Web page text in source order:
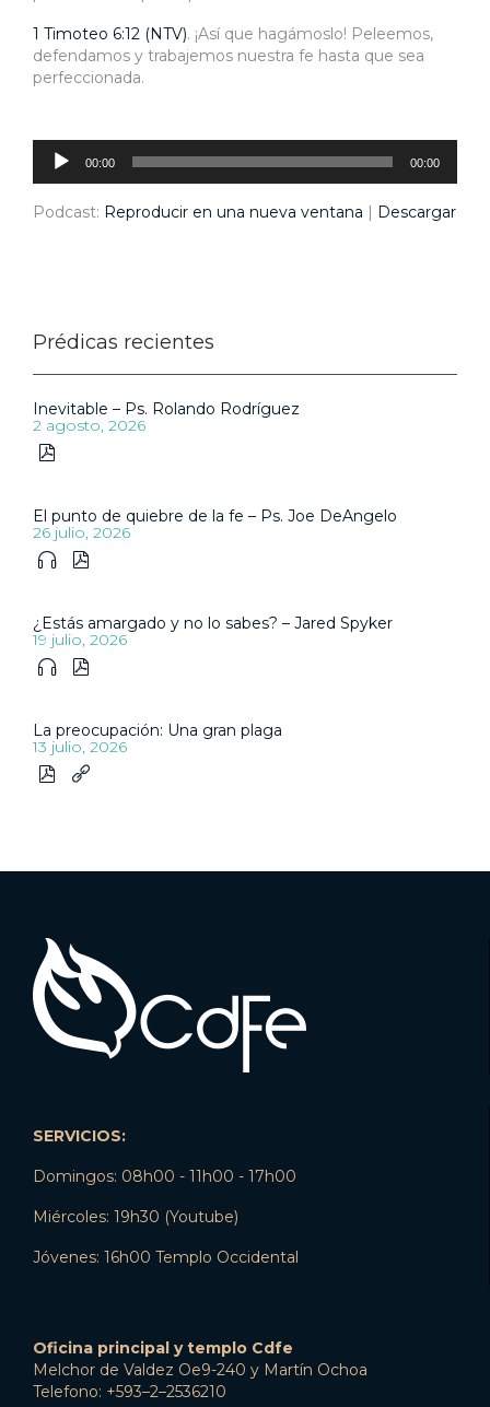
1 Timoteo 6:12 (NTV). ¡Así que hagámoslo! Peleemos,
defendamos y trabajemos nuestra fe hasta que sea
perfeccionada.
Reproductor
audio 00:00 00:00
Podcast: Reproducir en una nueva ventana Descargar
Prédicas recientes
Inevitable – Ps. Rolando Rodríguez
2 agosto, 2026

El punto de quiebre de la fe – Ps. Joe DeAngelo
26 julio, 2026
 
¿Estás amargado y no lo sabes? – Jared Spyker
19 julio, 2026
 
La preocupación: Una gran plaga
13 julio, 2026
 
SERVICIOS:
Domingos: 08h00 - 11h00 - 17h00
Miércoles: 19h30 (Youtube)
Jóvenes: 16h00 Templo Occidental
Oficina principal y templo Cdfe
Melchor de Valdez Oe9-240 y Martín Ochoa
Telefono: +593–2–2536210